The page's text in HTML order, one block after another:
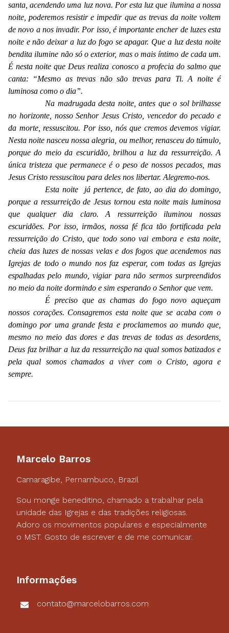
santa, acendendo uma luz nova. Por esta luz que ilumina a nossa
noite, poderemos resistir e impedir que as trevas da noite voltem
de novo a nos invadir. Por isso, é importante encher de luzes esta
noite e não deixar a luz do fogo se apagar. Que a luz desta noite
bendita ilumine não só o exterior, mas o mais íntimo de cada um.
É nesta noite que Deus realiza conosco a profecia do salmo que
canta: “Mesmo as trevas não são trevas para Ti. A noite é
luminosa como o dia”.
Na madrugada desta noite, antes que o sol brilhasse
no horizonte, nosso Senhor Jesus Cristo, vencedor do pecado e
da morte, ressuscitou. Por isso, nós que cremos devemos vigiar.
Nesta noite nasceu nossa alegria, ou melhor, renasceu do túmulo,
porque do meio da escuridão, brilhou a luz da ressurreição. A
única tristeza que permanece é o peso de nossos pecados, mas
Jesus Cristo ressuscitou para deles nos libertar. Alegremo-nos.
Esta noite já pertence, de fato, ao dia do domingo,
porque a ressurreição de Jesus tornou esta noite mais luminosa
que qualquer dia claro. A ressurreição iluminou nossas
escuridões. Por isso, irmãos, nossa fé fica tão fortificada pela
ressurreição do Cristo, que todo sono vai embora e esta noite,
cheia das luzes de nossas velas e dos fogos que acendemos nas
Igrejas de todo o mundo nos faz esperar, com todas as Igrejas
espalhadas pelo mundo, vigiar para não sermos surpreendidos
no meio da noite dormindo e sim esperando o Senhor que vem.
É preciso que as chamas do fogo novo aqueçam
nossos corações. Consagremos esta noite que se acaba com o
domingo por uma grande festa e proclamemos ao mundo que,
mesmo no meio das dores e das trevas de todas as desordens,
Deus faz brilhar a luz da ressurreição na qual somos batizados e
pela qual somos chamados a viver com o Cristo, agora e
sempre.
Marcelo Barros
Camaragibe, Pernambuco, Brazil
Sou monge beneditino, chamado a trabalhar pela
unidade das Igrejas e das tradições religiosas.
Adoro os movimentos populares e especialmente
o MST. Gosto de escrever e de me comunicar.
Informações
contato@marcelobarros.com